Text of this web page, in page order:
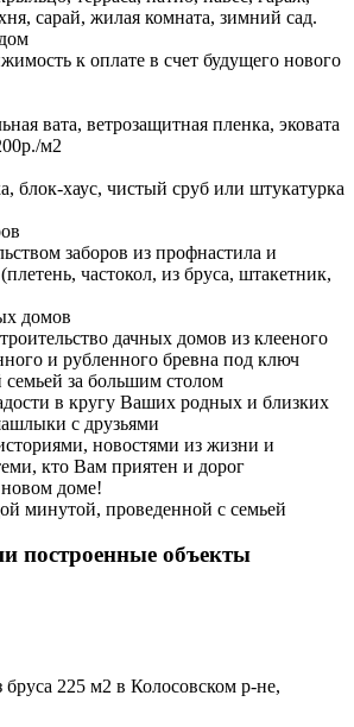
сарай, жилая комната, зимний сад.
к оплате в счет будущего нового
вата, ветрозащитная пленка, эковата
м2
блок-хаус, чистый сруб или штукатурка
заборов из профнастила и
частокол, из бруса, штакетник,
домов
дачных домов из клееного
и рубленного бревна под ключ
за большим столом
в кругу Ваших родных и близких
с друзьями
новостями из жизни и
кто Вам приятен и дорог
доме!
минутой, проведенной с семьей
построенные объекты
225 м2 в Колосовском р-не,